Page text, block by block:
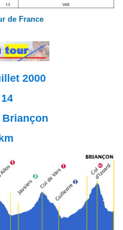
de France
2000
Briançon